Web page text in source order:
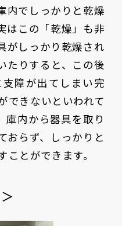
内でしっかりと乾燥
はこの「乾燥」も非
がしっかり乾燥され
たりすると、この後
障が出てしまい完
できないといわれて
内から器具を取り
おらず、しっかりと
とができます。